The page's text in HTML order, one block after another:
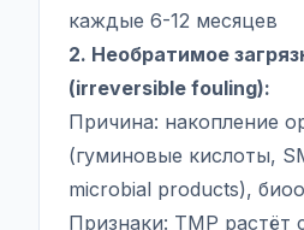
каждые 6-12 месяцев
2. Необратимое
(irreversible fouling):
Причина: накопление
(гуминовые кислоты,
microbial products),
Признаки: TMP растёт